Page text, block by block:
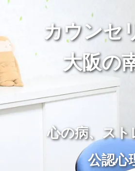
カウンセ
大阪の
心の病、スト
公認心